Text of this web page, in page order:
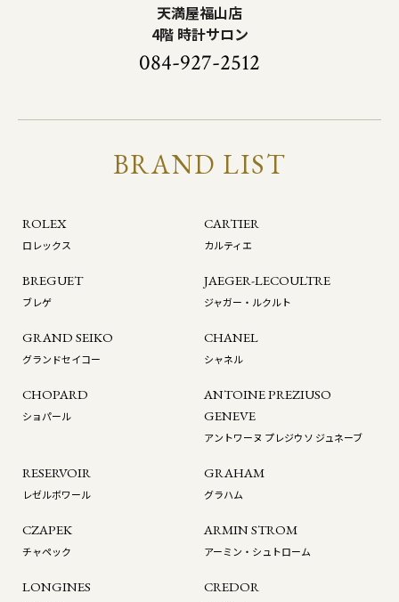
天満屋福山店
4階 時計サロン
084-927-2512
BRAND LIST
ROLEX
ロレックス
CARTIER
カルティエ
BREGUET
ブレゲ
JAEGER-LECOULTRE
ジャガー・ルクルト
GRAND SEIKO
グランドセイコー
CHANEL
シャネル
CHOPARD
ショパール
ANTOINE PREZIUSO
GENEVE
アントワーヌ プレジウソ ジュネーブ
RESERVOIR
レゼルボワール
GRAHAM
グラハム
CZAPEK
チャペック
ARMIN STROM
アーミン・シュトローム
LONGINES CREDOR